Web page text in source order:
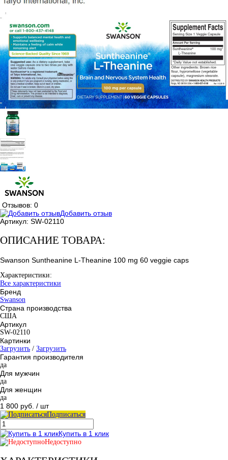
Отзывов: 0
Добавить отзыв
Артикул: SW-02110
ОПИСАНИЕ ТОВАРА:
Swanson Suntheanine L-Theanine 100 mg 60 veggie caps
Характеристики:
Все характеристики
Бренд
Swanson
Страна производства
США
Артикул
SW-02110
Картинки
Загрузить / Загрузить
Гарантия производителя
да
Для мужчин
да
Для женщин
да
1 800 руб. / шт
Подписаться
Купить в 1 клик
Недоступно